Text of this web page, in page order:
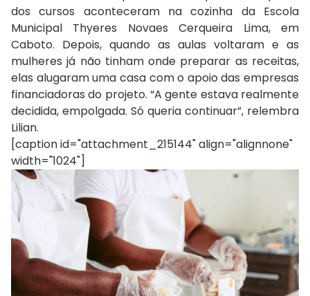
dos cursos aconteceram na cozinha da Escola
Municipal Thyeres Novaes Cerqueira Lima, em
Caboto. Depois, quando as aulas voltaram e as
mulheres já não tinham onde preparar as receitas,
elas alugaram uma casa com o apoio das empresas
financiadoras do projeto. “A gente estava realmente
decidida, empolgada. Só queria continuar”, relembra
Lilian.
[caption id="attachment_215144" align="alignnone"
width="1024"]